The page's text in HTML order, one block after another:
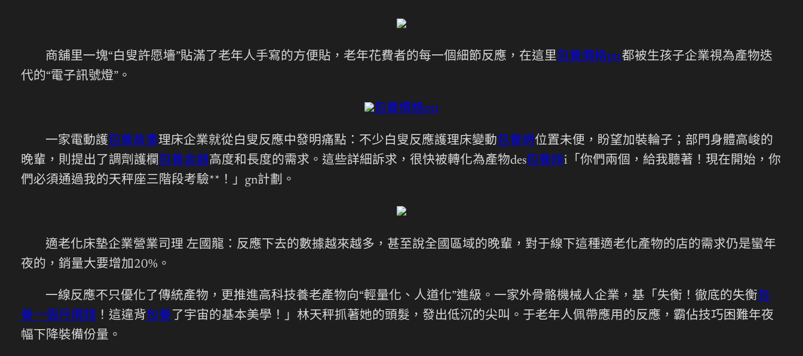
商舖里一塊“白叟許愿墻”貼滿了老年人手寫的方便貼，老年花費者的每一個細節反應，在這里包養價格ptt都被生孩子企業視為產物迭
代的“電子訊號燈”。
包養價格ptt
一家電動護包養故事理床企業就從白叟反應中發明痛點：不少白叟反應護理床變動包養網位置未便，盼望加裝輪子；部門身體高峻的
晚輩，則提出了調劑護欄包養金額高度和長度的需求。這些詳細訴求，很快被轉化為產物des包養妹i「你們兩個，給我聽著！現在開始，你
們必須通過我的天秤座三階段考驗**！」gn計劃。
適老化床墊企業營業司理 左國龍：反應下去的數據越來越多，甚至說全國區域的晚輩，對于線下這種適老化產物的店的需求仍是蠻年
夜的，銷量大要增加20%。
一線反應不只優化了傳統產物，更推進高科技養老產物向“輕量化、人道化”進級。一家外骨骼機械人企業，基「失衡！徹底的失衡包
養一個月價錢 ！這違背包養 了宇宙的基本美學！」林天秤抓著她的頭髮，發出低沉的尖叫。于老年人佩帶應用的反應，霸佔技巧困難年夜
幅下降裝備份量。